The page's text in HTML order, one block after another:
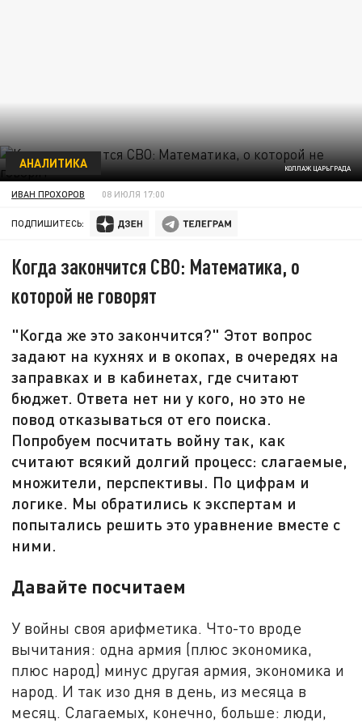
КОЛЛАЖ ЦАРЬГРАДА
АНАЛИТИКА
ИВАН ПРОХОРОВ 08 ИЮЛЯ 17:00
ПОДПИШИТЕСЬ:
Когда закончится СВО: Математика, о
которой не говорят
"Когда же это закончится?" Этот вопрос
задают на кухнях и в окопах, в очередях на
заправках и в кабинетах, где считают
бюджет. Ответа нет ни у кого, но это не
повод отказываться от его поиска.
Попробуем посчитать войну так, как
считают всякий долгий процесс: слагаемые,
множители, перспективы. По цифрам и
логике. Мы обратились к экспертам и
попытались решить это уравнение вместе с
ними.
Давайте посчитаем
У войны своя арифметика. Что-то вроде
вычитания: одна армия (плюс экономика,
плюс народ) минус другая армия, экономика и
народ. И так изо дня в день, из месяца в
месяц. Слагаемых, конечно, больше: люди,